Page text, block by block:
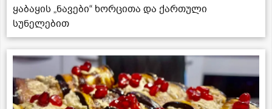
ყაბაყის „ნავები“ ხორცითა და ქართული
სუნელებით